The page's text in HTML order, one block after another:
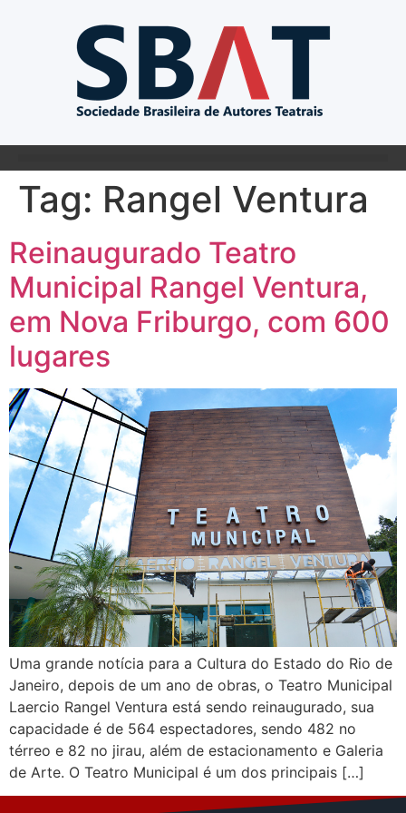
Tag: Rangel Ventura
Reinaugurado Teatro
Municipal Rangel Ventura,
em Nova Friburgo, com 600
lugares
Uma grande notícia para a Cultura do Estado do Rio de
Janeiro, depois de um ano de obras, o Teatro Municipal
Laercio Rangel Ventura está sendo reinaugurado, sua
capacidade é de 564 espectadores, sendo 482 no
térreo e 82 no jirau, além de estacionamento e Galeria
de Arte. O Teatro Municipal é um dos principais […]